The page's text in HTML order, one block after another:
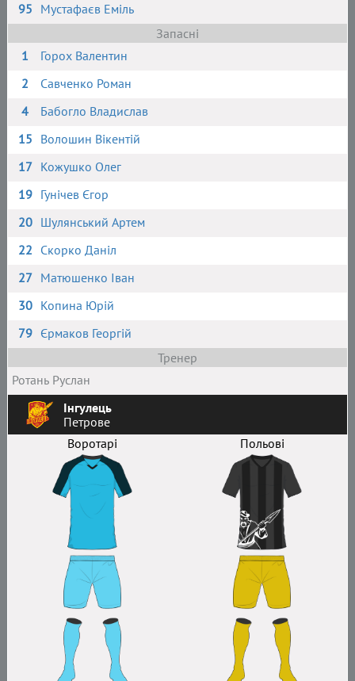
95 Мустафаєв Еміль
Запасні
1
Горох Валентин
2
Савченко Роман
4
Бабогло Владислав
15 Волошин Вікентій
17 Кожушко Олег
19 Гунічев Єгор
20 Шулянський Артем
22 Скорко Даніл
27 Матюшенко Іван
30 Копина Юрій
79 Єрмаков Георгій
Тренер
Ротань Руслан
Інгулець
Петрове
Воротарі
Польові